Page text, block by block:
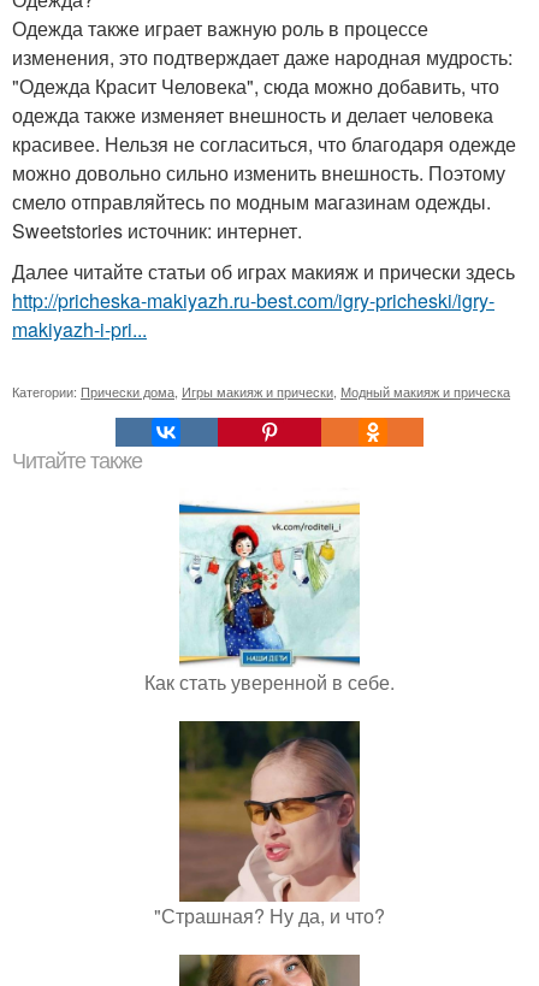
Одежда также играет важную роль в процессе
изменения, это подтверждает даже народная мудрость:
"Одежда Красит Человека", сюда можно добавить, что
одежда также изменяет внешность и делает человека
красивее. Нельзя не согласиться, что благодаря одежде
можно довольно сильно изменить внешность. Поэтому
смело отправляйтесь по модным магазинам одежды.
Sweetstories источник: интернет.
Далее читайте статьи об играх макияж и прически здесь
http://pricheska-makiyazh.ru-best.com/igry-pricheski/igry-
makiyazh-i-pri...
Категории: Прически дома Игры макияж и прически Модный макияж и прическа
Читайте также
Как стать уверенной в себе.
"Страшная? Ну да, и что?